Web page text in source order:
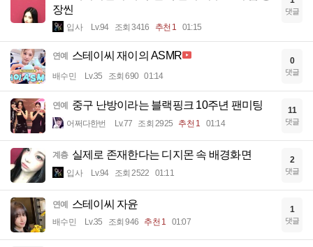
장씬
입사 Lv.94 조회 3416 추천 1 01:15
댓글
연예 스테이씨 재이의 ASMR
배수민 Lv.35 조회 690 01:14
0
댓글
연예 중구 난방이라는 블랙핑크 10주년 팬미팅
어쩌다한번 Lv.77 조회 2925 추천 1 01:14
11
댓글
계층 실제로 존재한다는 디지몬 속 배경화면
입사 Lv.94 조회 2522 01:11
2
댓글
연예 스테이씨 자윤
배수민 Lv.35 조회 946 추천 1 01:07
1
댓글